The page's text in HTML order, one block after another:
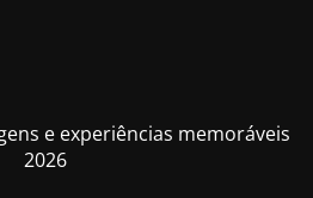
e experiências memoráveis
2026